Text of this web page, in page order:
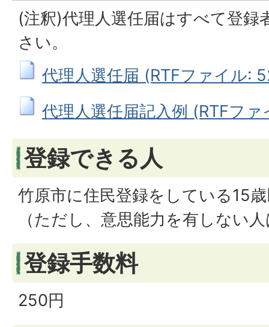
(注釈)代理人選任届はすべて登録
さい。
代理人選任届 (RTFファイル:
代理人選任届記入例 (RTFフ
登録できる人
竹原市に住民登録をしている15
（ただし、意思能力を有しない
登録手数料
250円